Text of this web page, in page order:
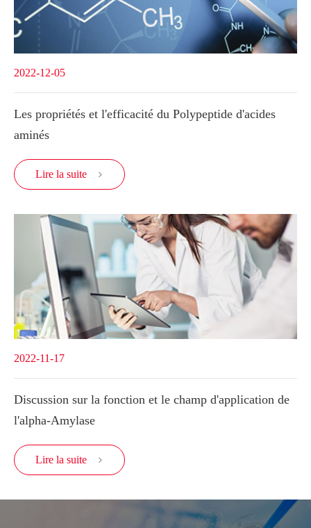
2022-12-05
Les propriétés et l'efficacité du Polypeptide d'acides
aminés
Lire la suite 
2022-11-17
Discussion sur la fonction et le champ d'application de
l'alpha-Amylase
Lire la suite 